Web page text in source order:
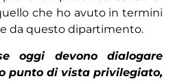
che ho avuto in termini
da questo dipartimento.
oggi devono dialogare
punto di vista privilegiato,